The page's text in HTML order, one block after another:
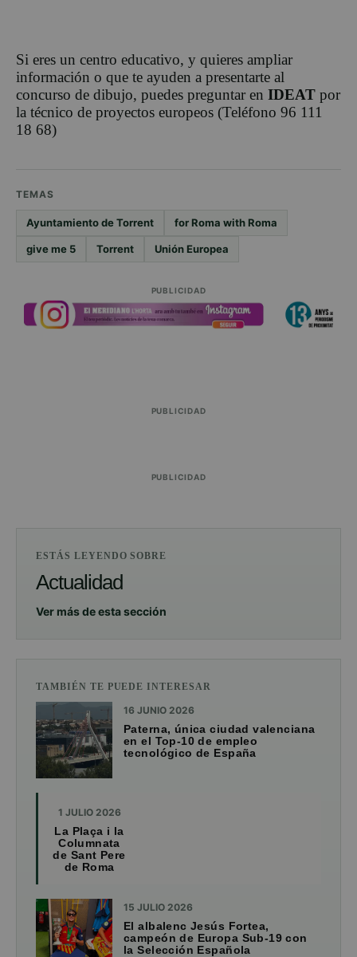
Si eres un centro educativo, y quieres ampliar
información o que te ayuden a presentarte al
concurso de dibujo, puedes preguntar en IDEAT por
la técnico de proyectos europeos (Teléfono 96 111
18 68)
TEMAS
Ayuntamiento de Torrent for Roma with Roma
give me 5 Torrent Unión Europea
PUBLICIDAD
PUBLICIDAD
PUBLICIDAD
ESTÁS LEYENDO SOBRE
Actualidad
Ver más de esta sección
TAMBIÉN TE PUEDE INTERESAR
16 JUNIO 2026
Paterna, única ciudad valenciana
en el Top-10 de empleo
tecnológico de España
1 JULIO 2026
La Plaça i la
Columnata
de Sant Pere
de Roma
15 JULIO 2026
El albalenc Jesús Fortea,
campeón de Europa Sub-19 con
la Selección Española